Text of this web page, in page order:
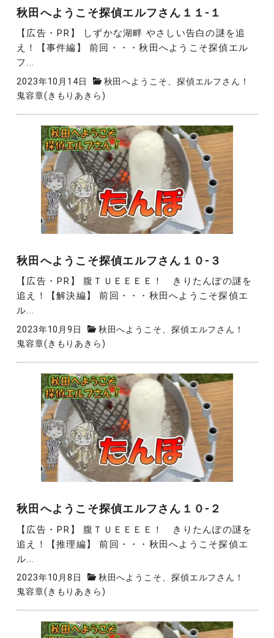
秋田へようこそ探偵エルフさん１１-１
【広告・PR】 しずかな湖畔 やさしい告白の謎を追
え！【事件編】 前回・・・秋田へようこそ探偵エル
フ...
2023年10月14日
秋田へようこそ、探偵エルフさん！
鬼容章(きもりあきら)
秋田へようこそ探偵エルフさん１０-３
【広告・PR】 腹ＴＵＥＥＥＥ！ きりたんぽの謎を
追え！【解決編】 前回・・・秋田へようこそ探偵エ
ル...
2023年10月9日
秋田へようこそ、探偵エルフさん！
鬼容章(きもりあきら)
秋田へようこそ探偵エルフさん１０-２
【広告・PR】 腹ＴＵＥＥＥＥ！ きりたんぽの謎を
追え！【推理編】 前回・・・秋田へようこそ探偵エ
ル...
2023年10月8日
秋田へようこそ、探偵エルフさん！
鬼容章(きもりあきら)